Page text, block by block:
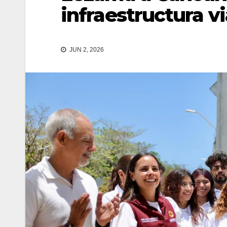
infraestructura
JUN 2, 2026